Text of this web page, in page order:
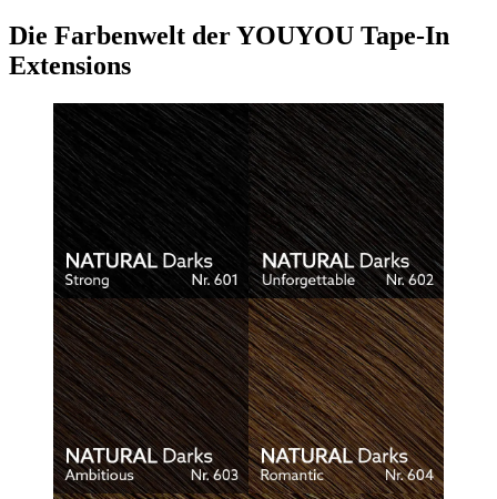
Die Farbenwelt der YOUYOU Tape-In
Extensions